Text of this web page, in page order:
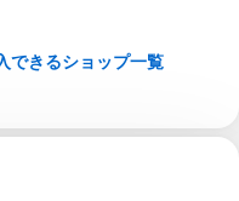
きるショップ一覧